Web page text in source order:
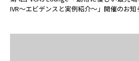
IVR〜エビデンスと実例紹介〜」開催のお知